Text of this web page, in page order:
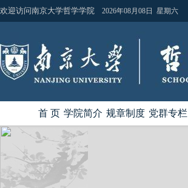
欢迎访问南京大学哲学学院 2026年08月08日 星期六
首 页 学院简介 规章制度 党群专栏